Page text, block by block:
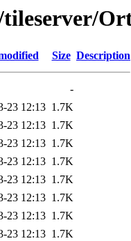
Size Description
-
23 12:13 1.7K
23 12:13 1.7K
23 12:13 1.7K
23 12:13 1.7K
23 12:13 1.7K
23 12:13 1.7K
23 12:13 1.7K
23 12:13 1.7K